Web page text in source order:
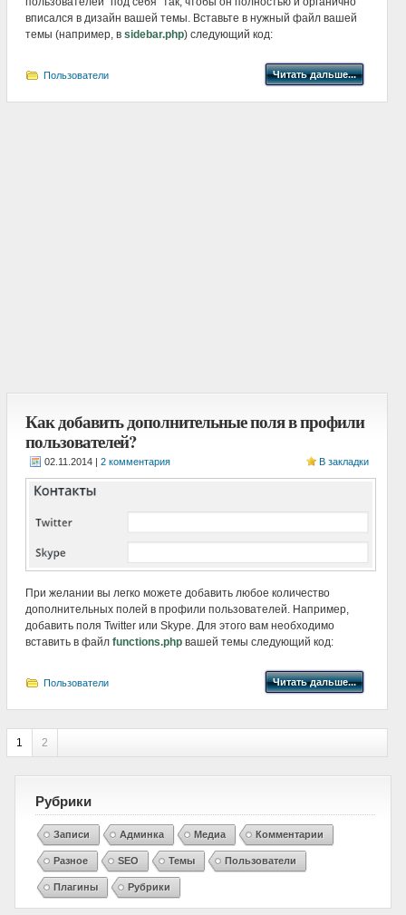
вписался в дизайн вашей темы. Вставьте в нужный файл вашей
темы (например, в sidebar.php) следующий код:
Читать дальше...
Пользователи
Как добавить дополнительные поля в профили
пользователей?
| 2 комментария В закладки
При желании вы легко можете добавить любое количество
дополнительных полей в профили пользователей. Например,
добавить поля Twitter или Skype. Для этого вам необходимо
вставить в файл functions.phpвашей темы следующий код:
Читать дальше...
Пользователи
1 2
Рубрики
Записи Админка Медиа Комментарии
Разное SEO Темы Пользователи
Плагины Рубрики